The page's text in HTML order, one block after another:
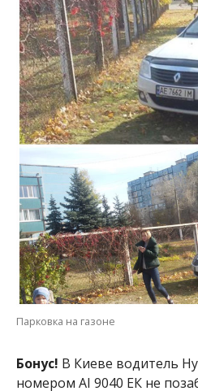
Парковка на газоне
Бонус! В Киеве водитель
номером АІ 9040 ЕК не